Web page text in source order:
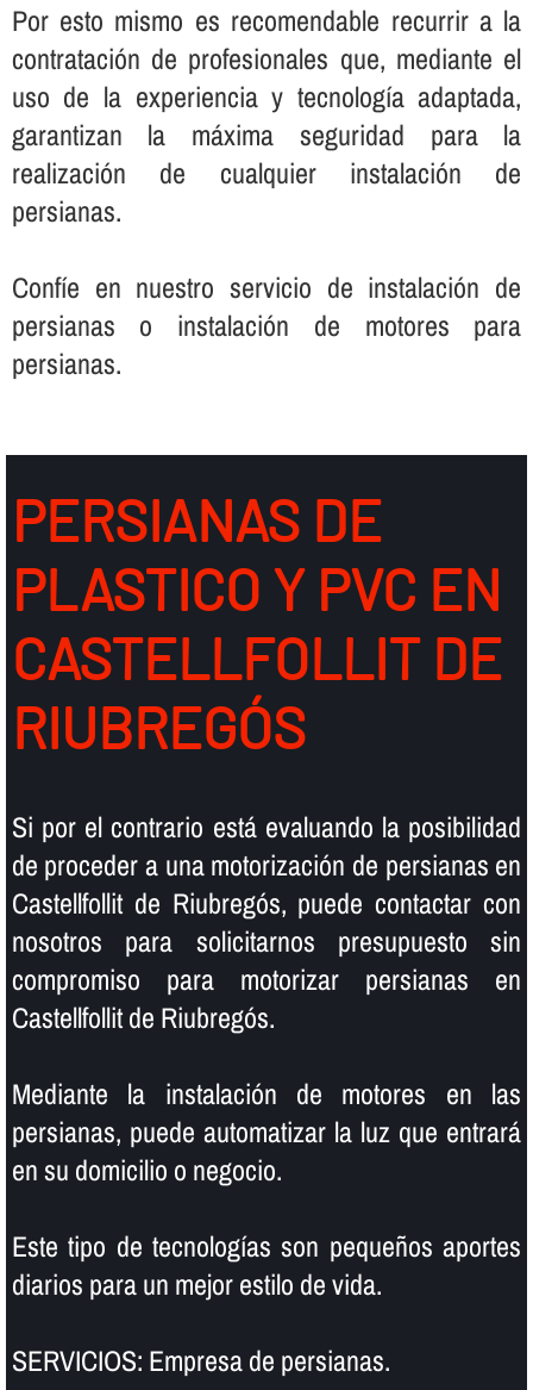
Por esto mismo es recomendable recurrir a la
contratación de profesionales que, mediante el
uso de la experiencia y tecnologí­a adaptada,
garantizan la máxima seguridad para la
realización de cualquier instalación de
persianas.
Confí­e en nuestro servicio de instalación de
persianas o instalación de motores para
persianas.
PERSIANAS DE
PLASTICO Y PVC EN
CASTELLFOLLIT DE
RIUBREGÓS
Si por el contrario está evaluando la posibilidad
de proceder a una motorización de persianas en
Castellfollit de Riubregós, puede contactar con
nosotros para solicitarnos presupuesto sin
compromiso para motorizar persianas en
Castellfollit de Riubregós.
Mediante la instalación de motores en las
persianas, puede automatizar la luz que entrará
en su domicilio o negocio.
Este tipo de tecnologí­as son pequeños aportes
diarios para un mejor estilo de vida.
SERVICIOS: Empresa de persianas.